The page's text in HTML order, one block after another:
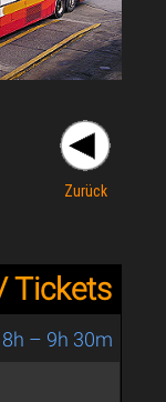
Zurück
Tickets
8h – 9h 30m